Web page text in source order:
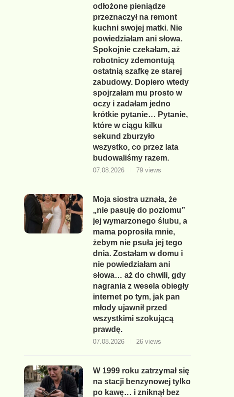
odłożone pieniądze
przeznaczył na remont
kuchni swojej matki. Nie
powiedziałam ani słowa.
Spokojnie czekałam, aż
robotnicy zdemontują
ostatnią szafkę ze starej
zabudowy. Dopiero wtedy
spojrzałam mu prosto w
oczy i zadałam jedno
krótkie pytanie… Pytanie,
które w ciągu kilku
sekund zburzyło
wszystko, co przez lata
budowaliśmy razem.
07.08.2026 79 views
Moja siostra uznała, że
„nie pasuję do poziomu”
jej wymarzonego ślubu, a
mama poprosiła mnie,
żebym nie psuła jej tego
dnia. Zostałam w domu i
nie powiedziałam ani
słowa… aż do chwili, gdy
nagrania z wesela obiegły
internet po tym, jak pan
młody ujawnił przed
wszystkimi szokującą
prawdę.
07.08.2026 26 views
W 1999 roku zatrzymał się
na stacji benzynowej tylko
po kawę… i zniknął bez